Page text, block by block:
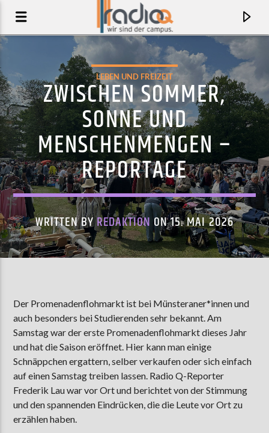
AKTUELLER TRACK
SHIPWRECK
MOUNT KIMBIE
AKTUELLE SENDUNG
MOEBIUS
19:00 24:00
Steinfurt 103,9 MHz
LEBEN UND FREIZEIT
ZWISCHEN SOMMER,
SONNE UND
MENSCHENMENGEN –
REPORTAGE
WRITTEN BYREDAKTIONON 15. MAI 2026
Der Promenadenflohmarkt ist bei Münsteraner*innen und
auch besonders bei Studierenden sehr bekannt. Am
Samstag war der erste Promenadenflohmarkt dieses Jahr
und hat die Saison eröffnet. Hier kann man einige
Schnäppchen ergattern, selber verkaufen oder sich einfach
auf einen Samstag treiben lassen. Radio Q-Reporter
Frederik Lau war vor Ort und berichtet von der Stimmung
und den spannenden Eindrücken, die die Leute vor Ort zu
erzählen haben.